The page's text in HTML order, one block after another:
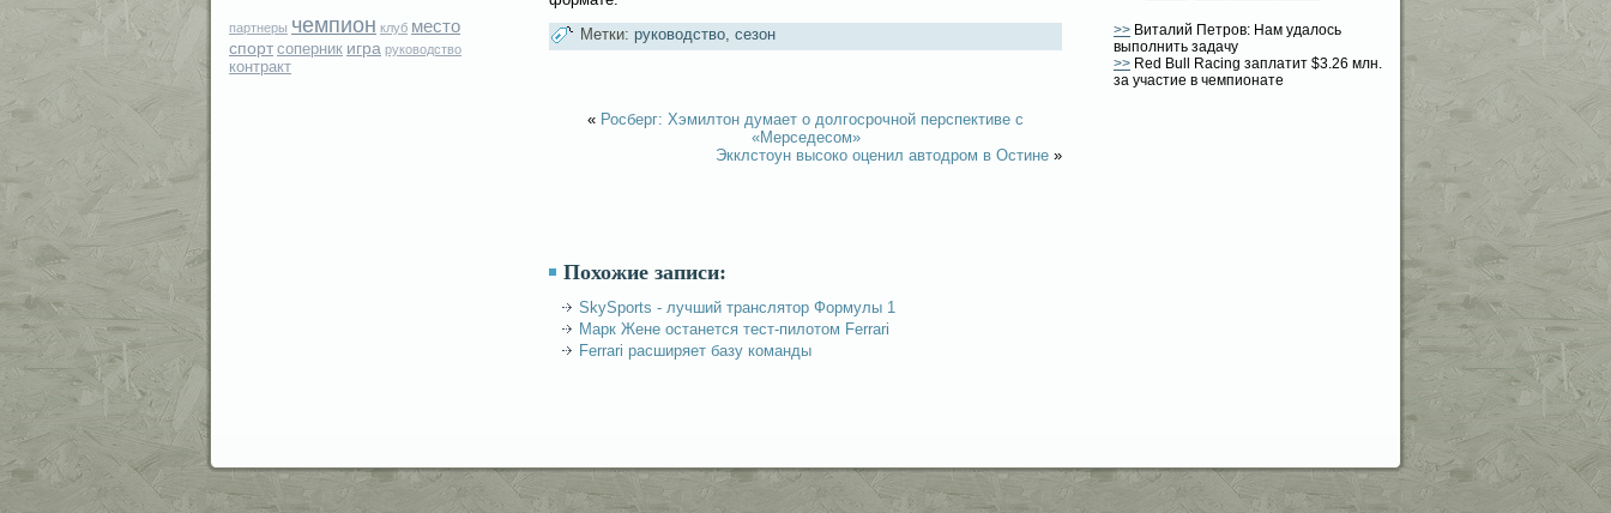
партнеры чемпион клуб место
спорт соперник игра руководство
контракт
Метки: руководство, сезон
« Росберг: Хэмилтон думает о долгосрочной перспективе с
«Мерседесом»
Экклстоун высоко оценил автодром в Остине »
Похожие записи:
SkySports - лучший транслятор Формулы 1
Марк Жене останется тест-пилотом Ferrari
Ferrari расширяет базу команды
>> Виталий Петров: Нам удалось
выполнить задачу
>> Red Bull Racing заплатит $3.26 млн.
за участие в чемпионате